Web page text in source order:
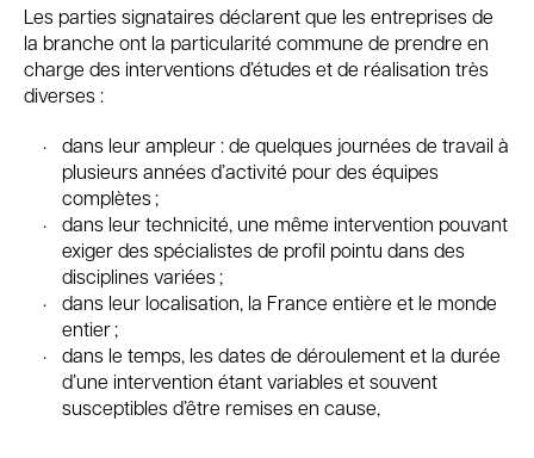
Les parties signataires déclarent que les entreprises de
la branche ont la particularité commune de prendre en
charge des interventions d’études et de réalisation très
diverses :
dans leur ampleur : de quelques journées de travail à
plusieurs années d’activité pour des équipes
complètes ;
dans leur technicité, une même intervention pouvant
exiger des spécialistes de profil pointu dans des
disciplines variées ;
dans leur localisation, la France entière et le monde
entier ;
dans le temps, les dates de déroulement et la durée
d’une intervention étant variables et souvent
susceptibles d’être remises en cause,